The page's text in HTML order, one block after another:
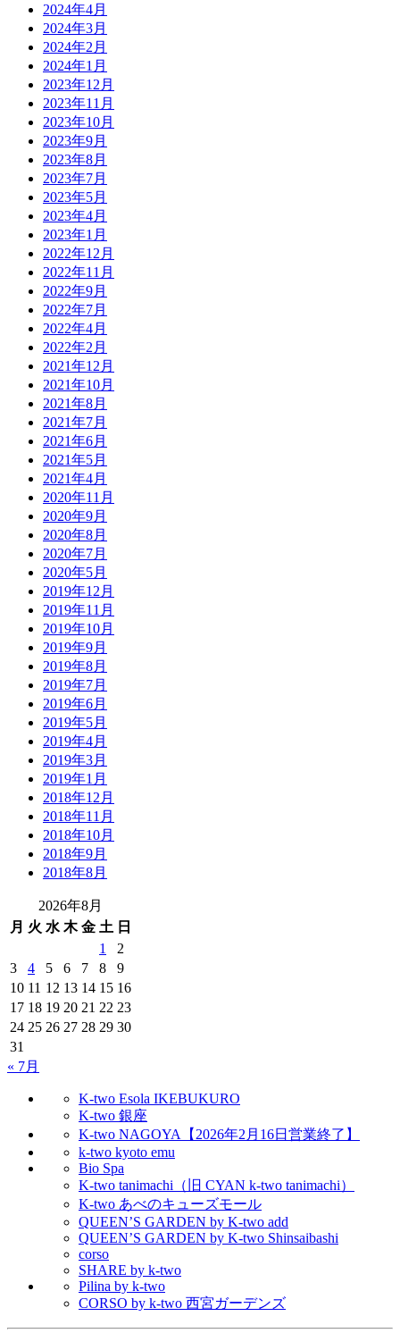
2024年4月
2024年3月
2024年2月
2024年1月
2023年12月
2023年11月
2023年10月
2023年9月
2023年8月
2023年7月
2023年5月
2023年4月
2023年1月
2022年12月
2022年11月
2022年9月
2022年7月
2022年4月
2022年2月
2021年12月
2021年10月
2021年8月
2021年7月
2021年6月
2021年5月
2021年4月
2020年11月
2020年9月
2020年8月
2020年7月
2020年5月
2019年12月
2019年11月
2019年10月
2019年9月
2019年8月
2019年7月
2019年6月
2019年5月
2019年4月
2019年3月
2019年1月
2018年12月
2018年11月
2018年10月
2018年9月
2018年8月
2026年8月
月 火 水 木 金 土 日
1
2
3
4 5 6 7 8
9
10 11 12 13 14 15 16
17 18 19 20 21 22 23
24 25 26 27 28 29 30
31
« 7月
K-two Esola IKEBUKURO
K-two 銀座
K-two NAGOYA【2026年2月16日営業終了】
k-two kyoto emu
Bio Spa
K-two tanimachi（旧 CYAN k-two tanimachi）
K-two あべのキューズモール
QUEEN’S GARDEN by K-two add
QUEEN’S GARDEN by K-two Shinsaibashi
corso
SHARE by k-two
Pilina by k-two
CORSO by k-two 西宮ガーデンズ